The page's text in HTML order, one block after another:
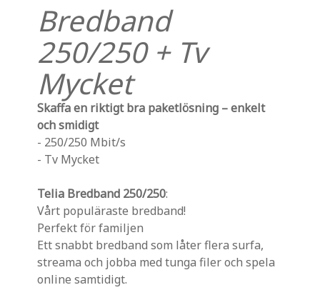
Bredband
250/250 + Tv
Mycket
Skaffa en riktigt bra paketlösning – enkelt
och smidigt
- 250/250 Mbit/s
- Tv Mycket
Telia Bredband 250/250:
Vårt populäraste bredband!
Perfekt för familjen
Ett snabbt bredband som låter flera surfa,
streama och jobba med tunga filer och spela
online samtidigt.